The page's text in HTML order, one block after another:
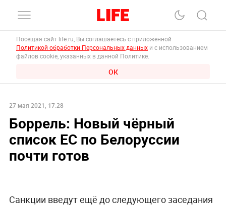
Посещая сайт life.ru, Вы соглашаетесь с приложенной
Политикой обработки Персональных данных и с использованием
файлов cookie, указанных в данной Политике.
ОК
27 мая 2021, 17:28
Боррель: Новый чёрный
список ЕС по Белоруссии
почти готов
Санкции введут ещё до следующего заседания